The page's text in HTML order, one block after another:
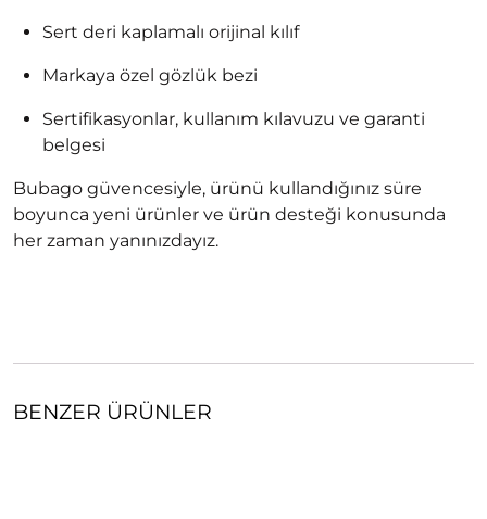
Sert deri kaplamalı orijinal kılıf
Markaya özel gözlük bezi
Sertifikasyonlar, kullanım kılavuzu ve garanti
belgesi
Bubago güvencesiyle, ürünü kullandığınız süre
boyunca yeni ürünler ve ürün desteği konusunda
her zaman yanınızdayız.
BENZER ÜRÜNLER